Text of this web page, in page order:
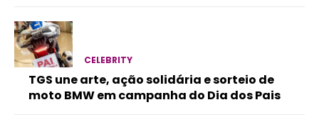
CELEBRITY
TGS une arte, ação solidária e sorteio de
moto BMW em campanha do Dia dos Pais